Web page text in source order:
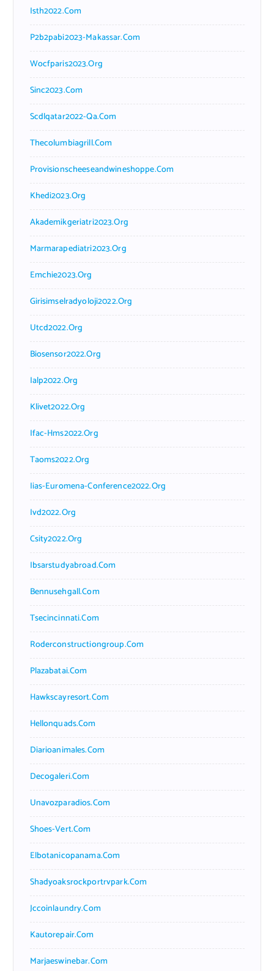
Isth2022.com
P2b2pabi2023-Makassar.com
Wocfparis2023.org
Sinc2023.com
Scdlqatar2022-Qa.com
Thecolumbiagrill.com
Provisionscheeseandwineshoppe.com
Khedi2023.org
Akademikgeriatri2023.org
Marmarapediatri2023.org
Emchie2023.org
Girisimselradyoloji2022.org
Utcd2022.org
Biosensor2022.org
Ialp2022.org
Klivet2022.org
Ifac-Hms2022.org
Taoms2022.org
Iias-Euromena-Conference2022.org
Ivd2022.org
Csity2022.org
Ibsarstudyabroad.com
Bennusehgall.com
Tsecincinnati.com
Roderconstructiongroup.com
Plazabatai.com
Hawkscayresort.com
Hellonquads.com
Diarioanimales.com
Decogaleri.com
Unavozparadios.com
Shoes-Vert.com
Elbotanicopanama.com
Shadyoaksrockportrvpark.com
Jccoinlaundry.com
Kautorepair.com
Marjaeswinebar.com